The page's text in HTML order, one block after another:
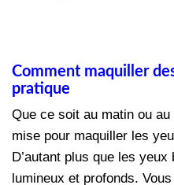
Comment maquiller
pratique
Que ce soit au matin ou
mise pour maquiller les
D’autant plus que les
lumineux et profonds.